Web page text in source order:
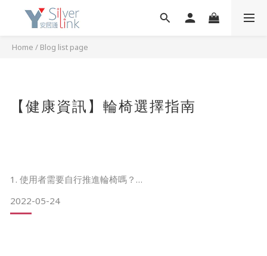
Home / Blog list page
【健康資訊】輪椅選擇指南
1. 使用者需要自行推進輪椅嗎？
需要 – 在輪椅後部設計有更大的輪子的自行推動型輪椅，並
2022-05-24